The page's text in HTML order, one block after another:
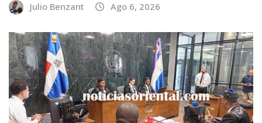
Julio Benzant Ago 6, 2026